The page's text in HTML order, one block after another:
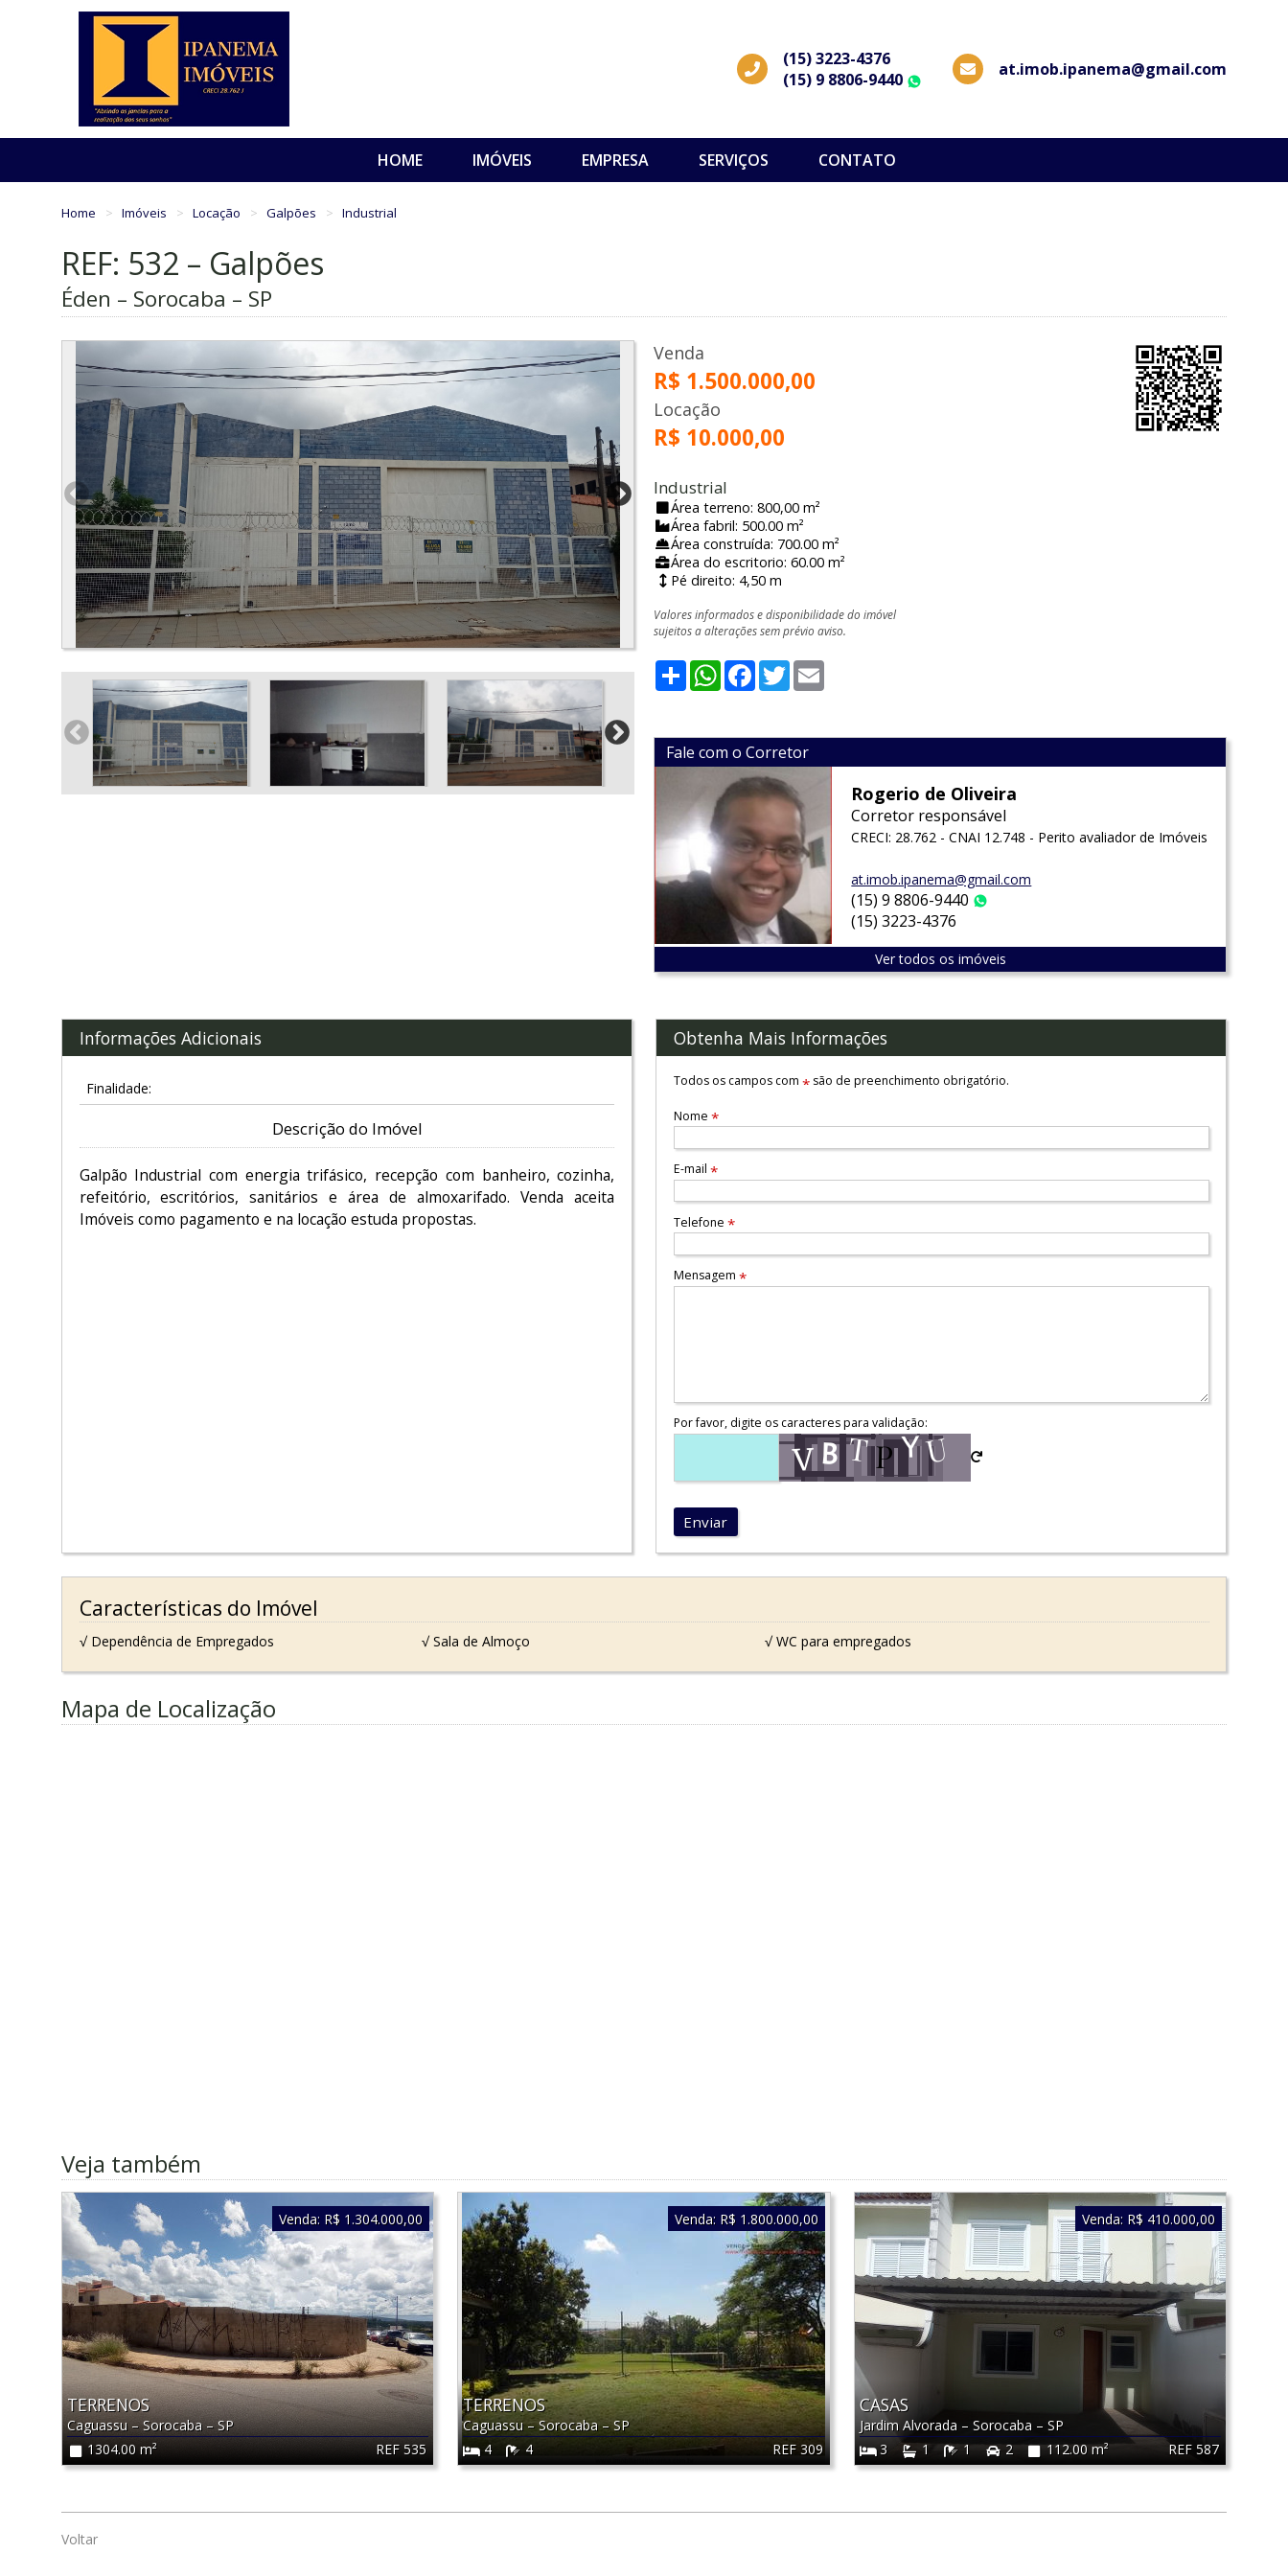
(15) 3223-4376
(15) 9 8806-9440
WhatsApp
at.imob.ipanema@gmail.com
HOME IMÓVEIS EMPRESA SERVIÇOS CONTATO
Home Imóveis Locação Galpões Industrial
REF: 532 – Galpões
Éden – Sorocaba – SP
Venda
R$ 1.500.000,00
Locação
R$ 10.000,00
Industrial
Área terreno: 800,00 m²
Área fabril: 500.00 m²
Área construída: 700.00 m²
Área do escritorio: 60.00 m²
Pé direito: 4,50 m
Valores informados e disponibilidade do imóvel
sujeitos a alterações sem prévio aviso.
ShareWhatsApp
Facebook
Twitter
Fale com o Corretor
Rogerio de Oliveira
Corretor responsável
CRECI: 28.762 - CNAI 12.748 - Perito avaliador de Imóveis
at.imob.ipanema@gmail.com
(15) 9 8806-9440
(15) 3223-4376
Ver todos os imóveis
Informações Adicionais
Finalidade:
Descrição do Imóvel
Galpão Industrial com energia trifásico, recepção com banheiro, cozinha,
refeitório, escritórios, sanitários e área de almoxarifado. Venda aceita
Imóveis como pagamento e na locação estuda propostas.
Obtenha Mais Informações
Todos os campos com *são de preenchimento obrigatório.
Nome *
E-mail *
Telefone *
Mensagem *
Por favor, digite os caracteres para validação:
Enviar
Características do Imóvel
√ Dependência de Empregados √ Sala de Almoço √ WC para empregados
Mapa de Localização
Veja também
REF 535
TERRENOS
Caguassu –Sorocaba–SP
1304.00 m²
Venda: R$ 1.304.000,00
REF 309
TERRENOS
Caguassu–Sorocaba–SP
4
4
Venda: R$ 1.800.000,00
REF 587
CASAS
Jardim Alvorada – Sorocaba – SP
3
1 1 2 112.00 m²
Venda: R$ 410.000,00
Voltar